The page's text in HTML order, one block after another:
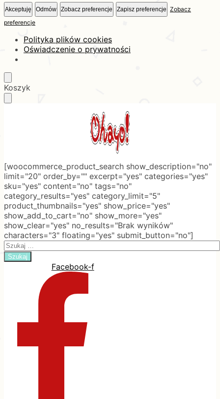
Akceptuję Odmów Zobacz preferencje Zapisz preferencje Zobacz
preferencje
Polityka plików cookies
Oświadczenie o prywatności
Skip
to
Skip
to
Koszyk
[woocommerce_product_search show_description="no"
limit="20" order_by="" excerpt="yes" categories="yes"
sku="yes" content="no" tags="no"
category_results="yes" category_limit="5"
product_thumbnails="yes" show_price="yes"
show_add_to_cart="no" show_more="yes"
show_clear="yes" no_results="Brak wyników"
characters="3" floating="yes" submit_button="no"]
Search
for:
Facebook-f